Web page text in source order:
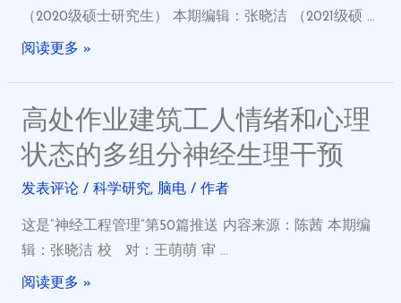
（2020级硕士研究生） 本期编辑：张晓洁 （2021级硕 …
阅读更多 »
高处作业建筑工人情绪和心理
状态的多组分神经生理干预
发表评论 / 科学研究, 脑电/ 作者
这是“神经工程管理”第50篇推送 内容来源：陈茜 本期编
辑：张晓洁 校 对：王萌萌 审 …
阅读更多 »